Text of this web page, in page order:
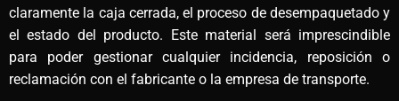
claramente la caja cerrada, el proceso de desempaquetado y
el estado del producto. Este material será imprescindible
para poder gestionar cualquier incidencia, reposición o
reclamación con el fabricante o la empresa de transporte.